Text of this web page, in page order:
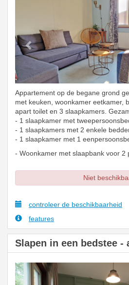
Appartement op de begane grond
met keuken, woonkamer eetkamer,
apart toilet en 3 slaapkamers.
- 1 slaapkamer met
- 1 slaapkamers met 2 enkele
- 1 slaapkamer met 1
- Woonkamer met slaapbank voor 2
Niet
controleer de beschikbaarheid
features
Slapen in een bedstee -
Previous